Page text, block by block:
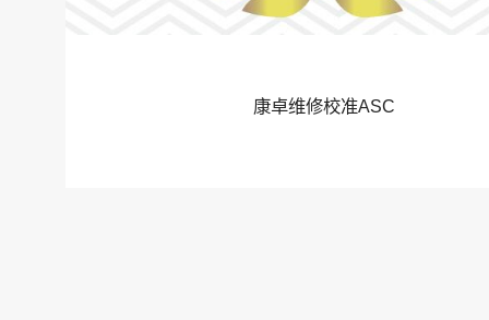
康卓维修校准ASC